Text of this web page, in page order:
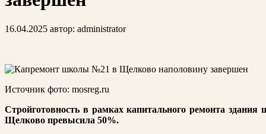
16.04.2025 автор: administrator
Источник фото: mosreg.ru
Стройготовность в рамках капитального ремонта
Щелково превысила 50%.